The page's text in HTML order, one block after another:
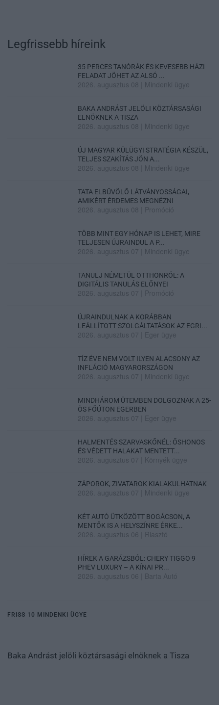
Legfrissebb híreink
35 PERCES TANÓRÁK ÉS KEVESEBB HÁZI
FELADAT JÖHET AZ ALSÓ ...
2026. augusztus 08 Mindenki ügye
BAKA ANDRÁST JELÖLI KÖZTÁRSASÁGI
ELNÖKNEK A TISZA
2026. augusztus 08 Mindenki ügye
ÚJ MAGYAR KÜLÜGYI STRATÉGIA KÉSZÜL,
TELJES SZAKÍTÁS JÖN A...
2026. augusztus 08 Mindenki ügye
TATA ELBŰVÖLŐ LÁTVÁNYOSSÁGAI,
AMIKÉRT ÉRDEMES MEGNÉZNI
2026. augusztus 08 Promóció
TÖBB MINT EGY HÓNAP IS LEHET, MIRE
TELJESEN ÚJRAINDUL A P...
2026. augusztus 07 Mindenki ügye
TANULJ NÉMETÜL OTTHONRÓL: A
DIGITÁLIS TANULÁS ELŐNYEI
2026. augusztus 07 Promóció
ÚJRAINDULNAK A KORÁBBAN
LEÁLLÍTOTT SZOLGÁLTATÁSOK AZ EGRI...
2026. augusztus 07 Eger ügye
TÍZ ÉVE NEM VOLT ILYEN ALACSONY AZ
INFLÁCIÓ MAGYARORSZÁGON
2026. augusztus 07 Mindenki ügye
MINDHÁROM ÜTEMBEN DOLGOZNAK A 25-
ÖS FŐÚTON EGERBEN
2026. augusztus 07 Eger ügye
HALMENTÉS SZARVASKŐNÉL: ŐSHONOS
ÉS VÉDETT HALAKAT MENTETT...
2026. augusztus 07 Környék ügye
ZÁPOROK, ZIVATAROK KIALAKULHATNAK
2026. augusztus 07 Mindenki ügye
KÉT AUTÓ ÜTKÖZÖTT BOGÁCSON, A
MENTŐK IS A HELYSZÍNRE ÉRKE...
2026. augusztus 06 Riasztó
HÍREK A GARÁZSBÓL: CHERY TIGGO 9
PHEV LUXURY – A KÍNAI PR...
2026. augusztus 06 Barta Autó
FRISS 10 MINDENKI ÜGYE
Baka Andrást jelöli köztársasági elnöknek a Tisza